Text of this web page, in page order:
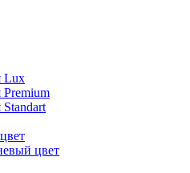
Lux
Premium
Standart
цвет